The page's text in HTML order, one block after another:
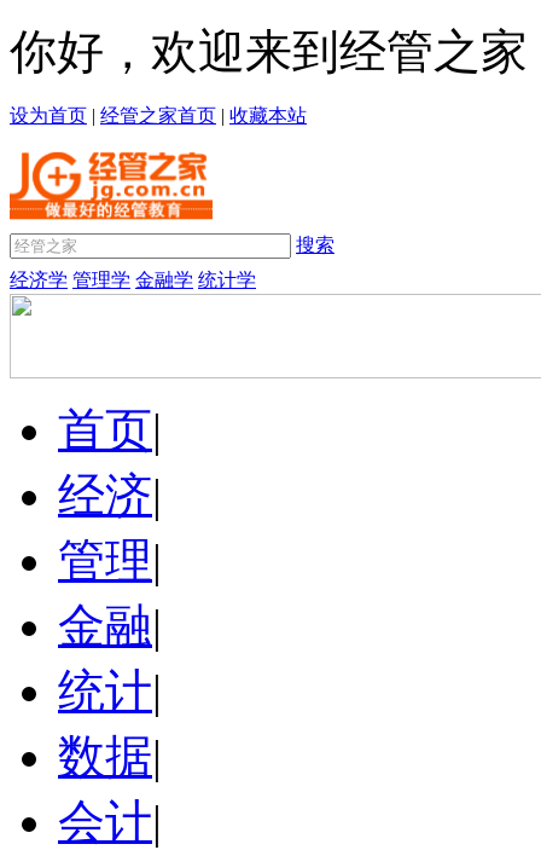
你好，欢迎来到经管之家
设为首页 | 经管之家首页 | 收藏本站
搜索
经济学 管理学 金融学 统计学
首页|
经济|
管理|
金融|
统计|
数据|
会计|